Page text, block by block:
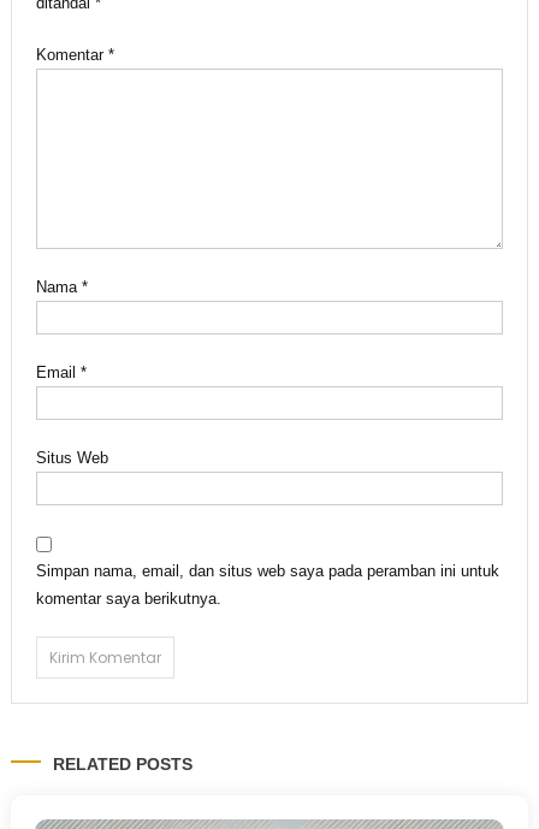
Komentar *
Nama *
Email *
Situs Web
Simpan nama, email, dan situs web saya pada peramban ini untuk
komentar saya berikutnya.
RELATED POSTS